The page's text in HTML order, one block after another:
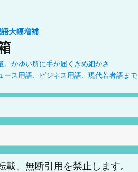
大幅増補
、かゆい所に手が届くきめ細かさ
ース用語、ビジネス用語、現代若者語まで
載、無断引用を禁止します。